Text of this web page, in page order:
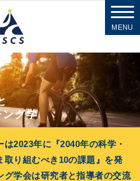
MENU
ング学
は2023年に 『2040年の科学・
取り組むべき10の課題』を発
グ学会は研究者と指導者の交流